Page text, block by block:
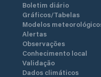
Boletim diário
Gráficos/Tabelas
Modelos
Alertas
Observações
Conhecimento local
Validação
Dados climáticos